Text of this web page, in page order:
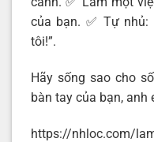
của bạn. ✅ Tự nhủ:
tôi!”.
Hãy sống sao cho
bàn tay của bạn, anh
https://nhloc.com/